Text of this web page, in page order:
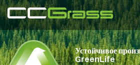
Устойчивое
GreenLife